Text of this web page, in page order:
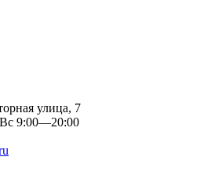
улица, 7
9:00—20:00